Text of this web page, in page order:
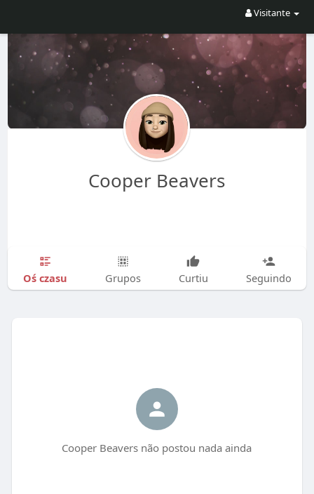
Visitante
Cooper Beavers
Oś czasu Grupos Curtiu Seguindo
Cooper Beavers não postou nada ainda